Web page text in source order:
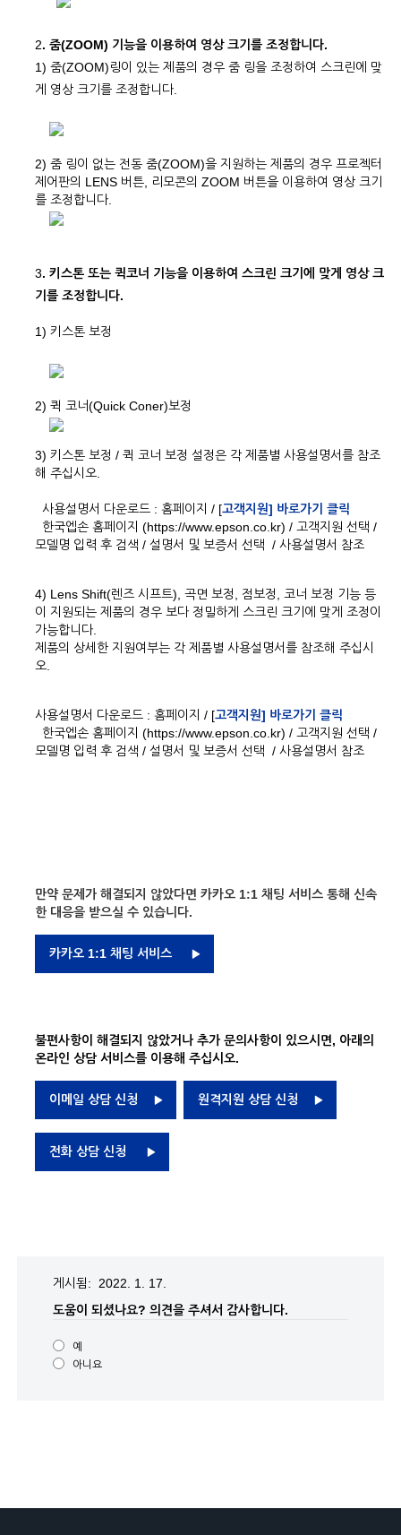
2. 줌(ZOOM) 기능을 이용하여 영상 크기를 조정합니다.
1) 줌(ZOOM)링이 있는 제품의 경우 줌 링을 조정하여 스크린에 맞
게 영상 크기를 조정합니다.
2) 줌 링이 없는 전동 줌(ZOOM)을 지원하는 제품의 경우 프로젝터
제어판의 LENS 버튼, 리모콘의 ZOOM 버튼을 이용하여 영상 크기
를 조정합니다.
3. 키스톤 또는 퀵코너 기능을 이용하여 스크린 크기에 맞게 영상 크
기를 조정합니다.
1) 키스톤 보정
2) 퀵 코너(Quick Coner)보정
3) 키스톤 보정 / 퀵 코너 보정 설정은 각 제품별 사용설명서를 참조
해 주십시오.
사용설명서 다운로드 : 홈페이지 / [고객지원] 바로가기 클릭
한국엡손 홈페이지 (https://www.epson.co.kr) / 고객지원 선택 /
모델명 입력 후 검색 / 설명서 및 보증서 선택 / 사용설명서 참조
4) Lens Shift(렌즈 시프트), 곡면 보정, 점보정, 코너 보정 기능 등
이 지원되는 제품의 경우 보다 정밀하게 스크린 크기에 맞게 조정이
가능합니다.
제품의 상세한 지원여부는 각 제품별 사용설명서를 참조해 주십시
오.
사용설명서 다운로드 : 홈페이지 / [고객지원] 바로가기 클릭
한국엡손 홈페이지 (https://www.epson.co.kr) / 고객지원 선택 /
모델명 입력 후 검색 / 설명서 및 보증서 선택 / 사용설명서 참조
만약 문제가 해결되지 않았다면 카카오 1:1 채팅 서비스 통해 신속
한 대응을 받으실 수 있습니다.
카카오 1:1 채팅 서비스
불편사항이 해결되지 않았거나 추가 문의사항이 있으시면, 아래의
온라인 상담 서비스를 이용해 주십시오.
이메일 상담 신청 원격지원 상담 신청
전화 상담 신청
게시됨: 2022. 1. 17.
도움이 되셨나요? 의견을 주셔서 감사합니다.
예
아니요